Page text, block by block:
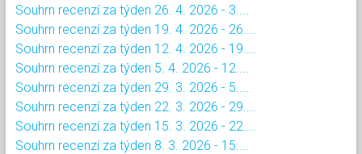
Souhrn recenzí za týden 26. 4. 2026 - 3....
Souhrn recenzí za týden 19. 4. 2026 - 26....
Souhrn recenzí za týden 12. 4. 2026 - 19....
Souhrn recenzí za týden 5. 4. 2026 - 12....
Souhrn recenzí za týden 29. 3. 2026 - 5....
Souhrn recenzí za týden 22. 3. 2026 - 29....
Souhrn recenzí za týden 15. 3. 2026 - 22....
Souhrn recenzí za týden 8. 3. 2026 - 15....